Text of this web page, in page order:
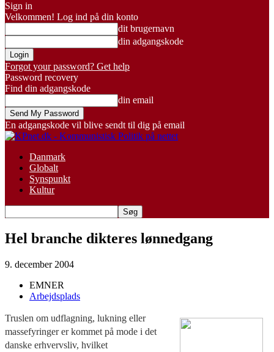
Sign in
Velkommen! Log ind på din konto
dit brugernavn
din adgangskode
Forgot your password? Get help
Password recovery
Find din adgangskode
din email
En adgangskode vil blive sendt til dig på email
Danmark
Globalt
Synspunkt
Kultur
Hel branche dikteres lønnedgang
9. december 2004
EMNER
Arbejdsplads
Truslen om udflagning, lukning eller
massefyringer er kommet på mode i det
danske erhvervsliv, hvilket